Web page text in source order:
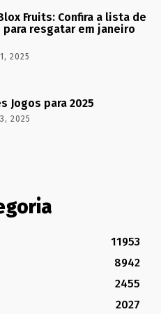
Fruits: Confira a lista de
para resgatar em janeiro
2025
Jogos para 2025
2025
11953
8942
2455
2027